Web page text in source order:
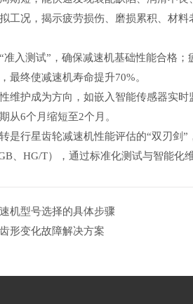
工况，揭示疲劳损伤、磨损累积、材
入测试”，确保减速机基础性能合格
最终使减速机寿命提升70%。
维护成为方向，如嵌入智能传感器实
从6个月缩短至2个月。
是行星齿轮减速机性能评估的“双刃剑
、HG/T），通过标准化测试与智能化
机型号选择的具体步骤
形变化故障解决方案